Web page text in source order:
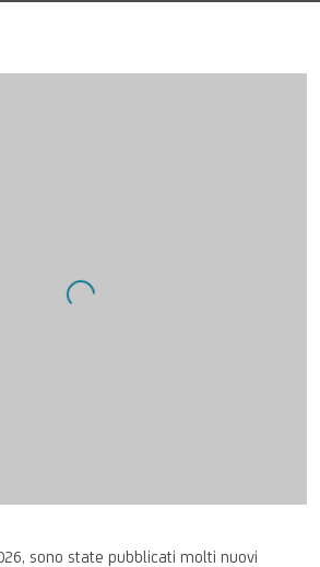
sono state pubblicati molti nuovi